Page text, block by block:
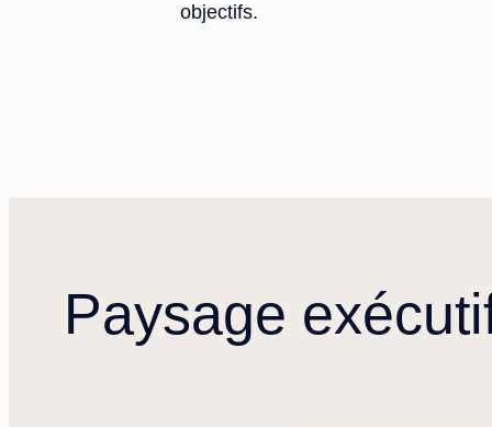
objectifs.
Paysage